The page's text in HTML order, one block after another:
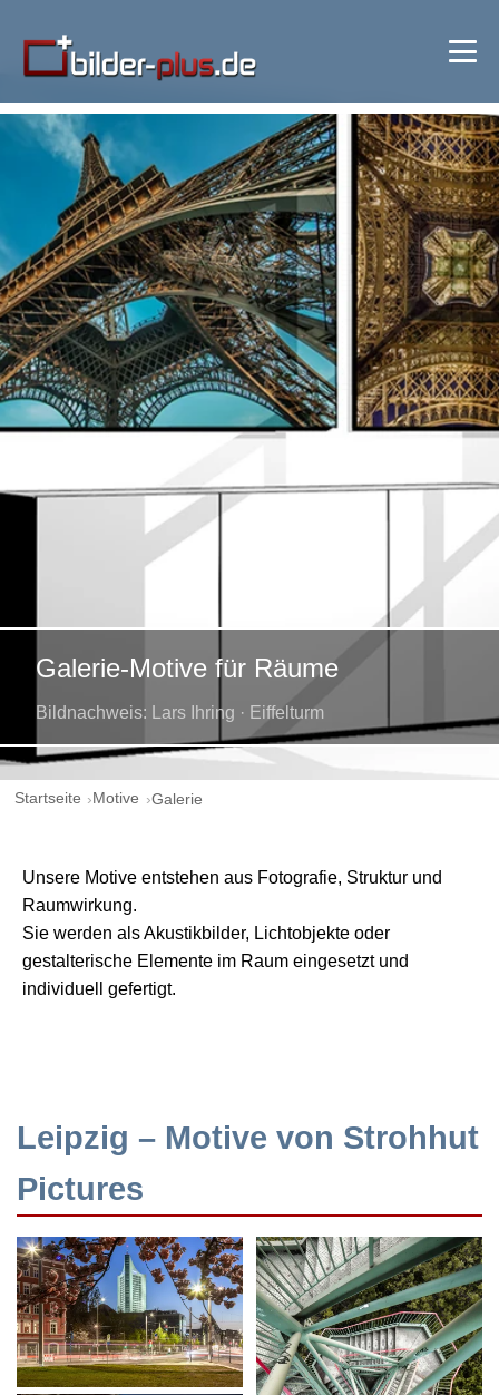
Galerie-Motive für Räume
Bildnachweis: Lars Ihring · Eiffelturm
Startseite Motive Galerie
Unsere Motive entstehen aus Fotografie, Struktur und
Raumwirkung.
Sie werden als Akustikbilder, Lichtobjekte oder
gestalterische Elemente im Raum eingesetzt und
individuell gefertigt.
Leipzig – Motive von Strohhut
Pictures